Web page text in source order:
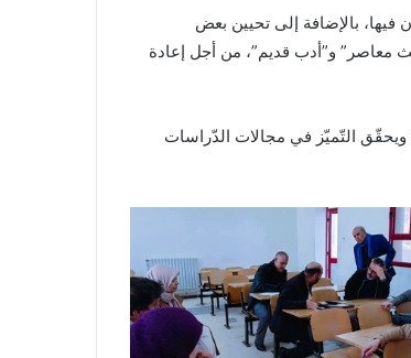
فيها، بالإضافة إلى تحيين بعض
معاصر” و”أدب قديم”، من أجل إعادة
ويحقّق التّميّز في مجالات الدّراسات